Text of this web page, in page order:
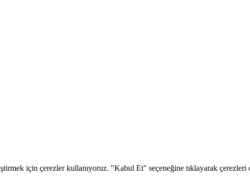
için çerezler kullanıyoruz. "Kabul Et" seçeneğine tıklayarak